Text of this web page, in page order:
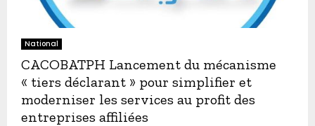
National
CACOBATPH Lancement du mécanisme
« tiers déclarant » pour simplifier et
moderniser les services au profit des
entreprises affiliées